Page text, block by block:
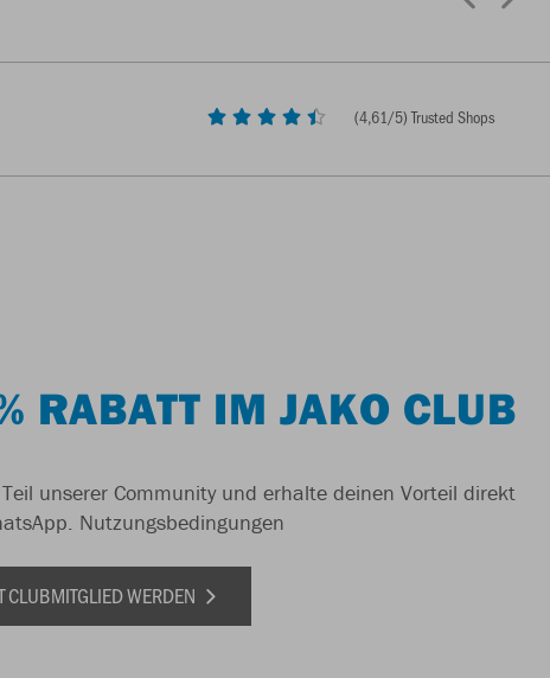
(4,61/5) Trusted Shops
RABATT IM JAKO CLUB
unserer Community und erhalte deinen Vorteil direkt
Nutzungsbedingungen
CLUBMITGLIED WERDEN